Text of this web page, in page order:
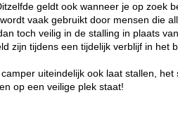
geldt ook wanneer je op zoek
vaak gebruikt door mensen die
toch veilig in de stalling in plaats
zijn tijdens een tijdelijk verblijf in het
uiteindelijk ook laat stallen,
op een veilige plek staat!